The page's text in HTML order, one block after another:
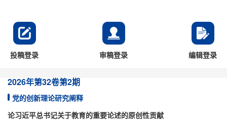
投稿登录 审稿登录 编辑登录
2026年第32卷第2期
党的创新理论研究阐释
论习近平总书记关于教育的重要论述的原创性贡献